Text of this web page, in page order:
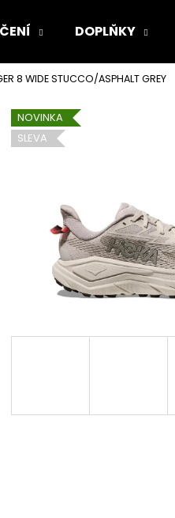
DOPLŇKY
8 WIDE STUCCO/ASPHALT GREY
NOVINKA
SLEVA
Co potřebujete
Doporučujeme